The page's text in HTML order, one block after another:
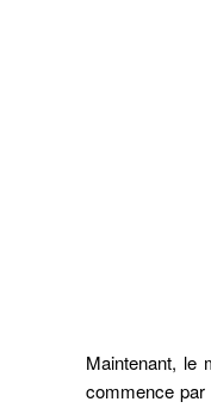
Maintenant, le
commence